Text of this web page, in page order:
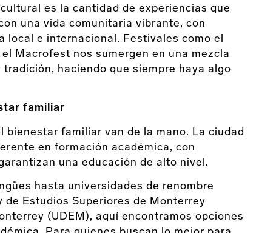
es la cantidad de experiencias que
una vida comunitaria vibrante, con
local e internacional. Festivales como el
Macrofest nos sumergen en una mezcla
haciendo que siempre haya algo
familiar
bienestar familiar van de la mano. La ciudad
en formación académica, con
una educación de alto nivel.
hasta universidades de renombre
Estudios Superiores de Monterrey
(UDEM), aquí encontramos opciones